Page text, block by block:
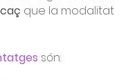
que la modalitat
són: